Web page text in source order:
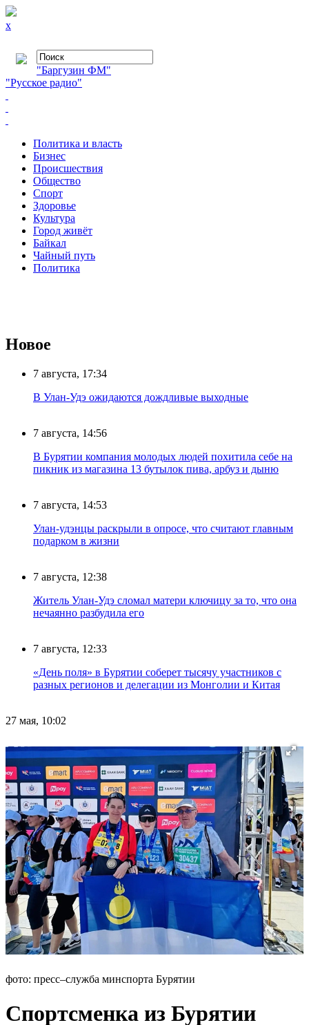
x
"Баргузин ФМ"
"Русское радио"
Политика и власть
Бизнес
Происшествия
Общество
Cпорт
Здоровье
Культура
Город живёт
Байкал
Чайный путь
Политика
Новое
7 августа, 17:34
В Улан-Удэ ожидаются дождливые выходные
7 августа, 14:56
В Бурятии компания молодых людей похитила себе на
пикник из магазина 13 бутылок пива, арбуз и дыню
7 августа, 14:53
Улан-удэнцы раскрыли в опросе, что считают главным
подарком в жизни
7 августа, 12:38
Житель Улан-Удэ сломал матери ключицу за то, что она
нечаянно разбудила его
7 августа, 12:33
«День поля» в Бурятии соберет тысячу участников с
разных регионов и делегации из Монголии и Китая
27 мая, 10:02
фото: пресс–служба минспорта Бурятии
Спортсменка из Бурятии